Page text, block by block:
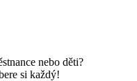
nebo děti?
si každý!